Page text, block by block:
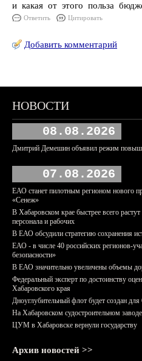
и какая от этого польза
Ответить Цитировать
Добавить комментарий
НОВОСТИ
08.08.2026
Дмитрий Демешин объявил режим
07.08.2026
ЕАО станет пилотным регионом нового
«Сенеж»
В Хабаровском крае быстрее всего
персонала и рабочих
В ЕАО обсудили стратегию сохранения
ЕАО - в числе 40 российских регионов-
безопасности»
В ЕАО значительно увеличены объемы
Федеральный эксперт по достоинству
Хабаровского края
Дноуглубительный флот будет создан
На Хабаровском судостроительном
ЦУМ в Хабаровске вернули государству
Архив новостей >>